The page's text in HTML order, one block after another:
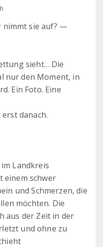
nimmt sie auf? —
sieht… Die
nur den Moment, in
Ein Foto. Eine
danach.
Landkreis
einem schwer
und Schmerzen, die
möchten. Die
aus der Zeit in der
und ohne zu